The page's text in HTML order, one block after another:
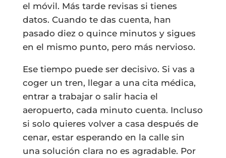
el móvil. Más tarde revisas si tienes
datos. Cuando te das cuenta, han
pasado diez o quince minutos y sigues
en el mismo punto, pero más nervioso.
Ese tiempo puede ser decisivo. Si vas a
coger un tren, llegar a una cita médica,
entrar a trabajar o salir hacia el
aeropuerto, cada minuto cuenta. Incluso
si solo quieres volver a casa después de
cenar, estar esperando en la calle sin
una solución clara no es agradable. Por